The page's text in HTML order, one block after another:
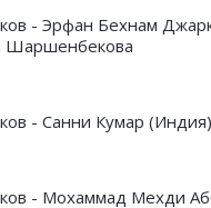
- Эрфан Бехнам
Шаршенбекова
- Санни Кумар
- Мохаммад Мехди